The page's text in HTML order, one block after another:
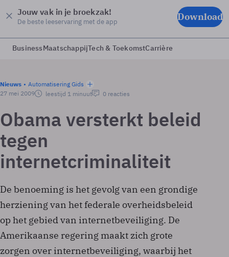
Jouw vak in je broekzak!
De beste leeservaring met de app Download
BusinessMaatschappijTech & ToekomstCarrière
Nieuws
Automatisering Gids
27 mei 2009
leestijd 1 minuut 0 reacties
Obama versterkt beleid
tegen
internetcriminaliteit
De benoeming is het gevolg van een grondige
herziening van het federale overheidsbeleid
op het gebied van internetbeveiliging. De
Amerikaanse regering maakt zich grote
zorgen over internetbeveiliging, waarbij het